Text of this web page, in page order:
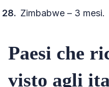
Zimbabwe – 3 mesi.
Paesi che
visto agli